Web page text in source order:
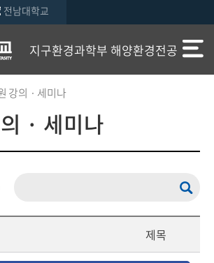
전남대학교
지구환경과학부 해양환경전공
강의 · 세미나
· 세미나
제목